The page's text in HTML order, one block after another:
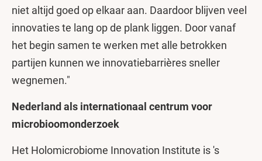
niet altijd goed op elkaar aan. Daardoor blijven veel
innovaties te lang op de plank liggen. Door vanaf
het begin samen te werken met alle betrokken
partijen kunnen we innovatiebarrières sneller
wegnemen."
Nederland als internationaal centrum voor
microbioomonderzoek
Het Holomicrobiome Innovation Institute is 's